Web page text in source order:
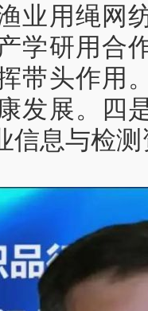
业用绳网
学研用合
带头作用
发展。四
信息与检